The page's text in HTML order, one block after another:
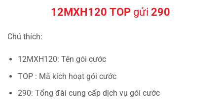
12MXH120 TOP gửi 290
Chú thích:
12MXH120: Tên gói cước
TOP : Mã kích hoạt gói cước
290: Tổng đài cung cấp dịch vụ gói cước